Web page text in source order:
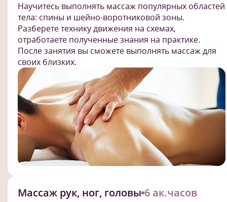
Научитесь выполнять массаж популярных областей
тела: спины и шейно-воротниковой зоны.
Разберете технику движения на схемах,
отработаете полученные знания на практике.
После занятия вы сможете выполнять массаж для
своих близких.
Массаж рук, ног, головы 6 ак.часов